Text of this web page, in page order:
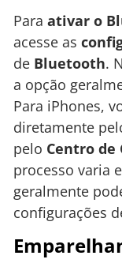
Para ativar o
acesse as
de Bluetooth.
a opção
Para iPhones,
diretamente
pelo Centro de
processo varia
geralmente
configurações